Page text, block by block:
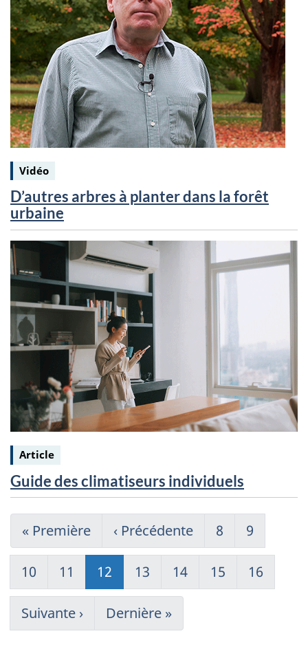
Keywords:
Vidéo
D’autres arbres à planter dans la forêt
urbaine
Keywords:
Article
Guide des climatiseurs individuels
Pagination
Première
page
« Première
Page
précédente
‹ Précédente Page
8 Page
9
Page
10 Page
11
Page
courante
12 Page
13 Page
14 Page
15 Page
16
Page
suivante
Suivante ›
Dernière
page
Dernière »